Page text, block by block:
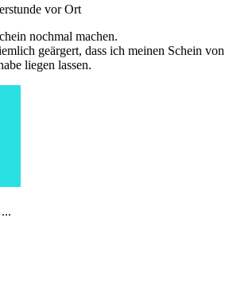
vor Ort
nochmal machen.
geärgert, dass ich meinen Schein von
liegen lassen.